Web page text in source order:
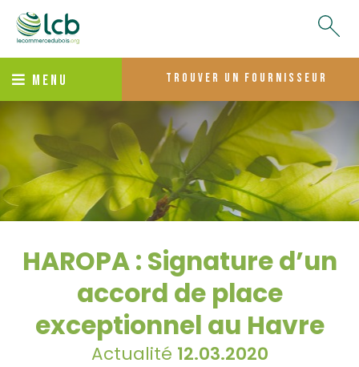
MENU trouver un fournisseur
HAROPA : Signature d’un
accord de place
exceptionnel au Havre
Actualité 12.03.2020